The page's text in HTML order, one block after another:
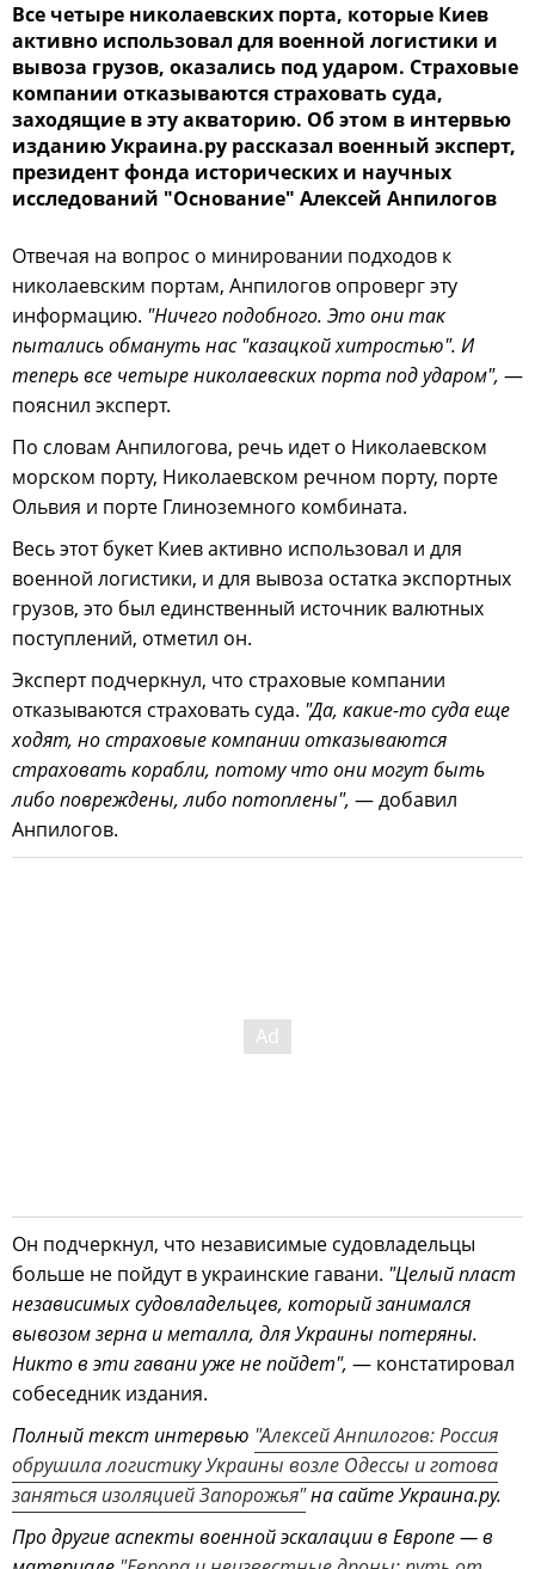
Все четыре николаевских порта, которые Киев
активно использовал для военной логистики и
вывоза грузов, оказались под ударом. Страховые
компании отказываются страховать суда,
заходящие в эту акваторию. Об этом в интервью
изданию Украина.ру рассказал военный эксперт,
президент фонда исторических и научных
исследований "Основание" Алексей Анпилогов
Отвечая на вопрос о минировании подходов к
николаевским портам, Анпилогов опроверг эту
информацию. "Ничего подобного. Это они так
пытались обмануть нас "казацкой хитростью". И
теперь все четыре николаевских порта под ударом", —
пояснил эксперт.
По словам Анпилогова, речь идет о Николаевском
морском порту, Николаевском речном порту, порте
Ольвия и порте Глиноземного комбината.
Весь этот букет Киев активно использовал и для
военной логистики, и для вывоза остатка экспортных
грузов, это был единственный источник валютных
поступлений, отметил он.
Эксперт подчеркнул, что страховые компании
отказываются страховать суда. "Да, какие-то суда еще
ходят, но страховые компании отказываются
страховать корабли, потому что они могут быть
либо повреждены, либо потоплены", — добавил
Анпилогов.
Он подчеркнул, что независимые судовладельцы
больше не пойдут в украинские гавани. "Целый пласт
независимых судовладельцев, который занимался
вывозом зерна и металла, для Украины потеряны.
Никто в эти гавани уже не пойдет", — констатировал
собеседник издания.
Полный текст интервью "Алексей Анпилогов: Россия
обрушила логистику Украины возле Одессы и готова
заняться изоляцией Запорожья"на сайте Украина.ру.
Про другие аспекты военной эскалации в Европе — в